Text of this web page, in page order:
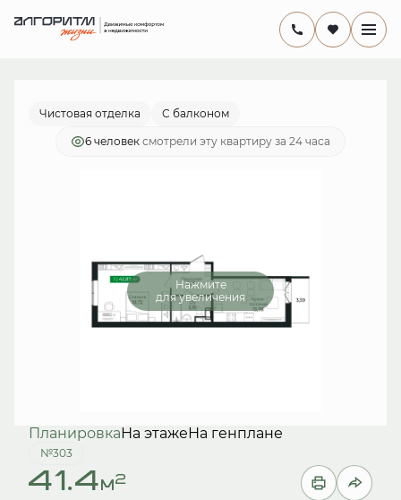
1-комнатная
8 537 881 руб.
от 24 841 руб./мес.
Чистовая отделка С балконом
6 человек смотрели эту квартиру за 24 часа
Нажмите
для увеличения
ПланировкаНа этажеНа генплане
№303
41.4м2